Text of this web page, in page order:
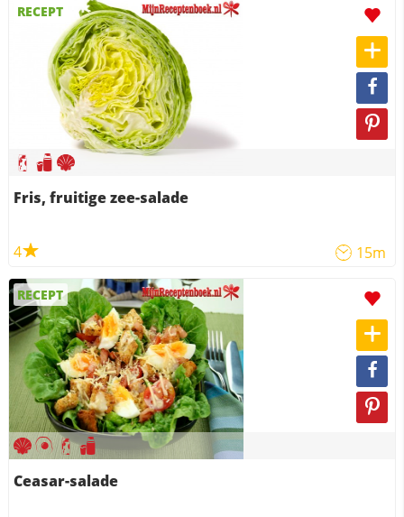
RECEPT
Fris, fruitige zee-salade
4 15m
RECEPT
Ceasar-salade